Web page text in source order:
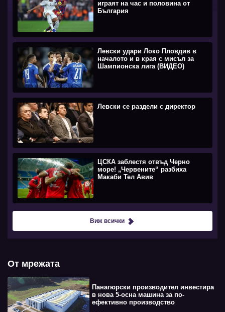
играят на час и половина от
България
Левски удари Локо Пловдив в
началото и в края с мисъл за
Шампионска лига (ВИДЕО)
Левски се раздели с директор
ЦСКА заблестя отвъд Черно
море! „Червените“ разбиха
Макаби Тел Авив
Виж всички
От мрежата
Панагюрски производител инвестира
в нова 5-осна машина за по-
ефективно производство